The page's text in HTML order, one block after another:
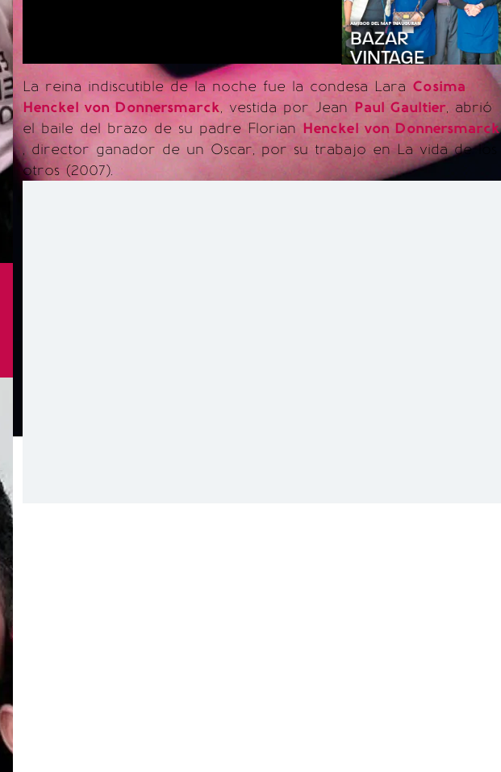
La reina indiscutible de la noche fue la condesa Lara Cosima
Henckel von Donnersmarck, vestida por Jean Paul Gaultier, abrió
el baile del brazo de su padre Florian Henckel von Donnersmarck
, director ganador de un Oscar, por su trabajo en La vida de los
otros (2007).